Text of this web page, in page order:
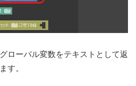
ローバル変数をテキストとして返
す。